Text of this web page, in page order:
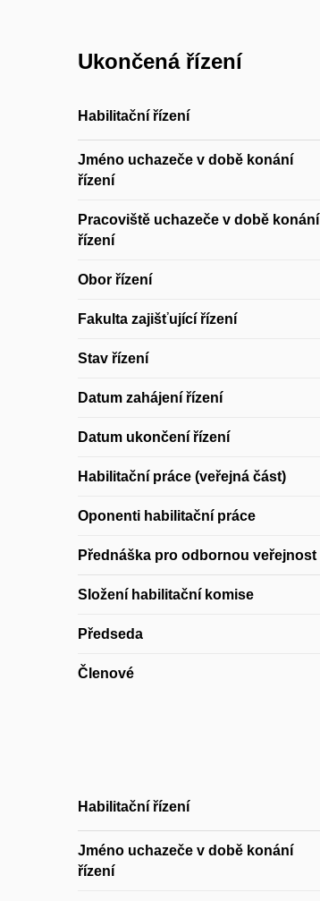
Ukončená řízení
Habilitační řízení
Jméno uchazeče v době konání
řízení
Pracoviště uchazeče v době konání
řízení
Obor řízení
Fakulta zajišťující řízení
Stav řízení
Datum zahájení řízení
Datum ukončení řízení
Habilitační práce (veřejná část)
Oponenti habilitační práce
Přednáška pro odbornou veřejnost
Složení habilitační komise
Předseda
Členové
Habilitační řízení
Jméno uchazeče v době konání
řízení